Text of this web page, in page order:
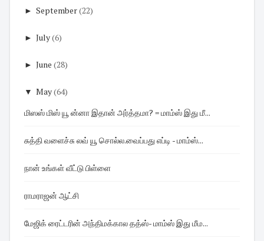
► September(22)
► July(6)
► June (28)
▼ May(64)
மிஸஸ் மிஸ் யூ ன்னா இதான் அர்த்தமா? = மாம்ஸ் இது மீ...
சுத்தி வளைச்சு லவ் யூ சொல்ல.வைப்பது எப்டி - மாம்ஸ்...
நான் உங்கள் வீட்டு பிள்ளை
ராமராஜன் ஆட்சி
மேஜிக் ரைட்டரின் அந்திமக்கால தத்ஸ்- மாம்ஸ் இது மீம...